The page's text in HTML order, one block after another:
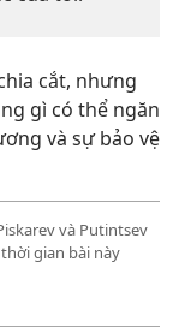
cắt, nhưng
gì có thể ngăn
và sự bảo vệ
và Putintsev
gian bài này